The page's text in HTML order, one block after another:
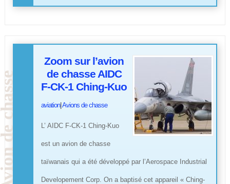
Zoom sur l’avion
de chasse AIDC
F-CK-1 Ching-Kuo
aviation| Avions de chasse
L’ AIDC F-CK-1 Ching-Kuo
est un avion de chasse
taïwanais qui a été développé par l’Aerospace Industrial
Developement Corp. On a baptisé cet appareil « Ching-